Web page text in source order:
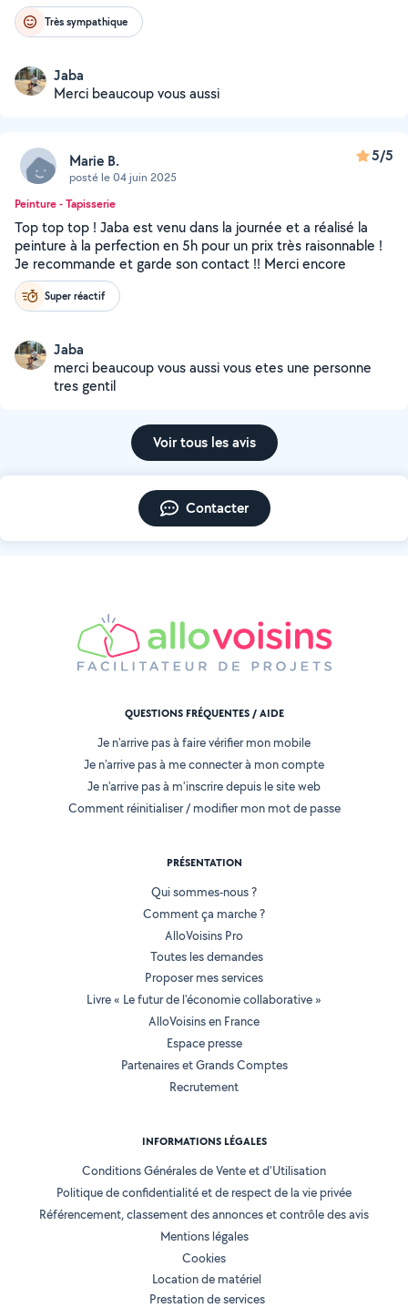
Très sympathique
Jaba
Merci beaucoup vous aussi
Marie B.
posté le 04 juin 2025
5/5
Peinture - Tapisserie
Top top top ! Jaba est venu dans la journée et a réalisé la
peinture à la perfection en 5h pour un prix très raisonnable !
Je recommande et garde son contact !! Merci encore
Super réactif
Jaba
merci beaucoup vous aussi vous etes une personne
tres gentil
Voir tous les avis
Contacter
QUESTIONS FRÉQUENTES / AIDE
Je n'arrive pas à faire vérifier mon mobile
Je n'arrive pas à me connecter à mon compte
Je n'arrive pas à m'inscrire depuis le site web
Comment réinitialiser / modifier mon mot de passe
PRÉSENTATION
Qui sommes-nous ?
Comment ça marche ?
AlloVoisins Pro
Toutes les demandes
Proposer mes services
Livre « Le futur de l'économie collaborative »
AlloVoisins en France
Espace presse
Partenaires et Grands Comptes
Recrutement
INFORMATIONS LÉGALES
Conditions Générales de Vente et d'Utilisation
Politique de confidentialité et de respect de la vie privée
Référencement, classement des annonces et contrôle des avis
Mentions légales
Cookies
Location de matériel
Prestation de services